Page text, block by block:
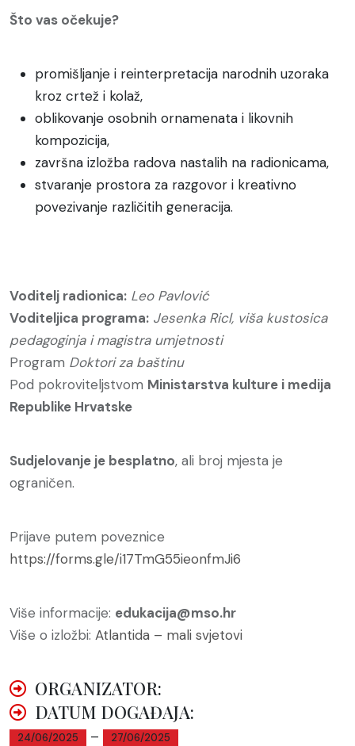
Što vas očekuje?
promišljanje i reinterpretacija narodnih uzoraka
kroz crtež i kolaž,
oblikovanje osobnih ornamenata i likovnih
kompozicija,
završna izložba radova nastalih na radionicama,
stvaranje prostora za razgovor i kreativno
povezivanje različitih generacija.
Voditelj radionica: Leo Pavlović
Voditeljica programa: Jesenka Ricl, viša kustosica
pedagoginja i magistra umjetnosti
Program Doktori za baštinu
Pod pokroviteljstvom Ministarstva kulture i medija
Republike Hrvatske
Sudjelovanje je besplatno, ali broj mjesta je
ograničen.
Prijave putem poveznice
https://forms.gle/i17TmG55ieonfmJi6
Više informacije: edukacija@mso.hr
Više o izložbi: Atlantida – mali svjetovi
ORGANIZATOR:
DATUM DOGAĐAJA:
24/06/2025 – 27/06/2025